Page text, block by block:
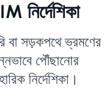
নির্দেশিকা
বা সড়কপথে ভ্রমণের
পৌঁছানোর
নির্দেশিকা।